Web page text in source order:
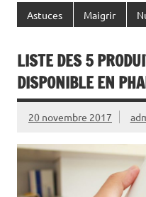
Astuces Maigrir
LISTE DES 5
DISPONIBLE EN
20 novembre 2017